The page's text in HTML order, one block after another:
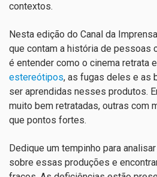
contextos.
Nesta edição do Canal da
que contam a história de pessoas
é entender como o cinema retrata
estereótipos, as fugas deles e as
ser aprendidas nesses produtos.
muito bem retratadas, outras com
que pontos fortes.
Dedique um tempinho para
sobre essas produções e